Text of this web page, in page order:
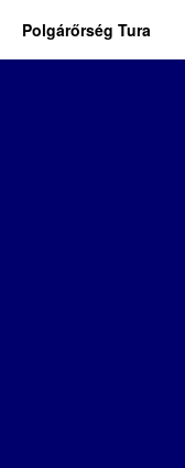
Polgárőrség Tura